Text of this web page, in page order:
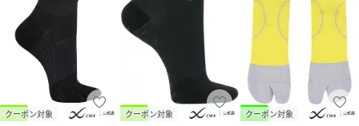
クーポン対象 クーポン対象 クーポン対象